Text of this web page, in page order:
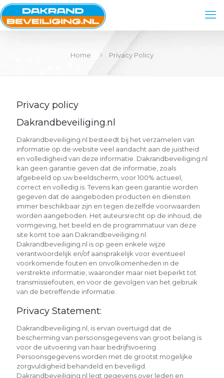
Home Privacy Policy
Privacy policy
Dakrandbeveiliging.nl
Dakrandbeveiliging.nl besteedt bij het verzamelen van
informatie op de website veel aandacht aan de juistheid
en volledigheid van deze informatie. Dakrandbeveiliging.nl
kan geen garantie geven dat de informatie, zoals
afgebeeld op uw beeldscherm, voor 100% actueel,
correct en volledig is. Tevens kan geen garantie worden
gegeven dat de aangeboden producten en diensten
immer beschikbaar zijn en tegen dezelfde voorwaarden
worden aangeboden. Het auteursrecht op de inhoud, de
vormgeving, het beeld en de programmatuur van deze
site komt toe aan Dakrandbeveiliging.nl.
Dakrandbeveiliging.nl is op geen enkele wijze
verantwoordelijk en/of aansprakelijk voor eventueel
voorkomende fouten en onvolkomenheden in de
verstrekte informatie, waaronder maar niet beperkt tot
transmissiefouten, en voor de gevolgen van het gebruik
van de betreffende informatie.
Privacy Statement:
Dakrandbeveiliging.nl, is ervan overtuigd dat de
bescherming van persoonsgegevens van groot belang is
voor de uitvoering van haar bedrijfsvoering.
Persoonsgegevens worden met de grootst mogelijke
zorgvuldigheid behandeld en beveiligd.
Dakrandbeveiliging.nl legt gegevens over leden en